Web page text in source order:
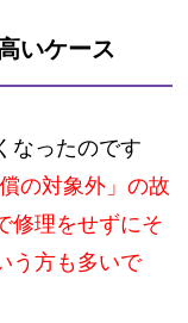
いケース
なったのです
の対象外」の故
修理をせずにそ
う方も多いで